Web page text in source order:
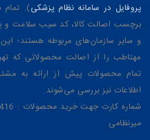
پروفایل در سامانه نظام پزشکی). تمام
برچسب اصالت کالا، کد سیب سلامت و
و سایر سازمان‌های مربوطه هستند؛
مهتاطب را از اصالت محصولاتی که
تمام محصولات پیش از ارائه به
اطلاعات نیز بررسی می‌شوند.
میرنظامی